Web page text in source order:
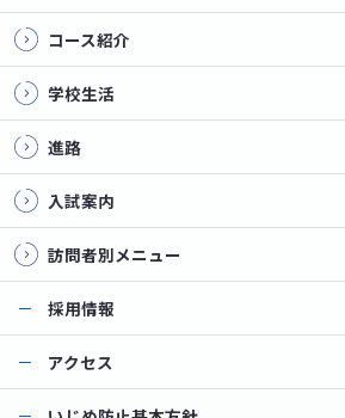
コース紹介
学校生活
進路
入試案内
訪問者別メニュー
採用情報
アクセス